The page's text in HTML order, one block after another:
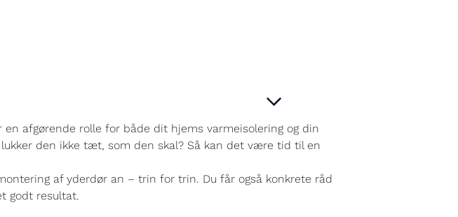
afgørende rolle for både dit hjems varmeisolering og din
den ikke tæt, som den skal? Så kan det være tid til en
af yderdør an – trin for trin. Du får også konkrete råd
godt resultat.